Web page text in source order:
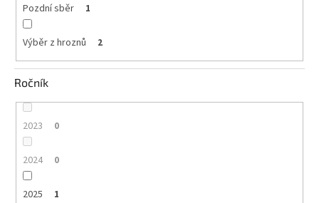
Pozdní sběr 1
Výběr z hroznů 2
Ročník
2023 0
2024 0
2025 1